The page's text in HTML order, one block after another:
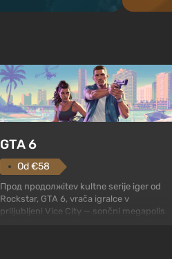
GTA 6
Od €58
Прод продолжitev kultne serije iger od
Rockstar, GTA 6, vrača igralce v
priljubljeni Vice City — sončni megapolis